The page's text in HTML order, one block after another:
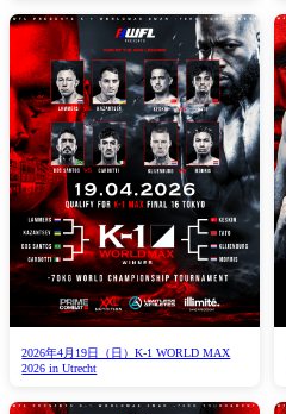
2026年4月19日（日）K-1 WORLD MAX
2026 in Utrecht